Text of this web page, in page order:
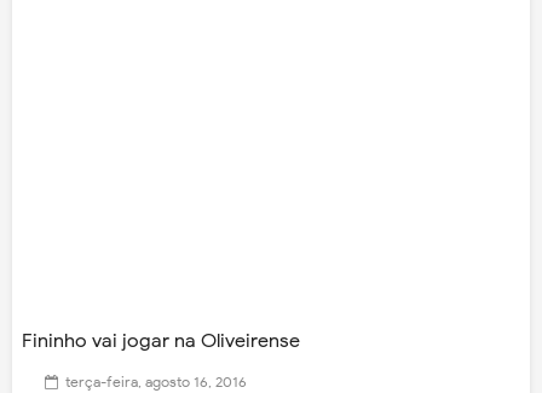
Fininho vai jogar na Oliveirense
terça-feira, agosto 16, 2016